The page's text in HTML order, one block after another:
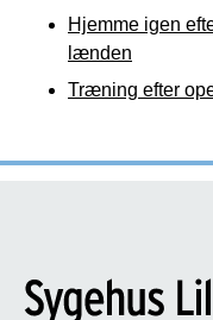
Hjemme igen
lænden
Træning efter